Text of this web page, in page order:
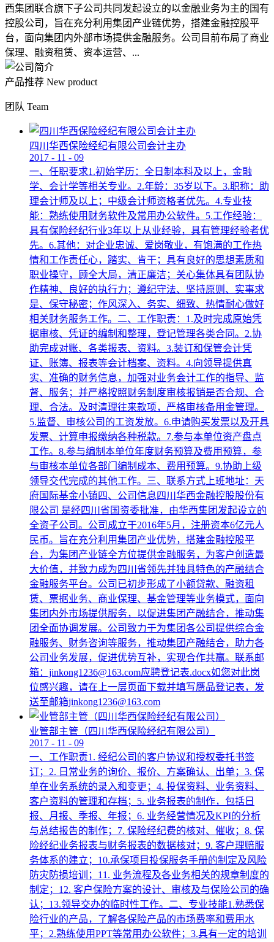
西集团联合旗下子公司共同发起设立的以金融业务为主的国有
控股公司，旨在充分利用集团产业链优势，搭建金融控股平
台，面向集团内外部市场提供金融服务。公司目前布局了商业
保理、融资租赁、资本运营、...
产品推荐 New product
团队 Team
四川华西保险经纪有限公司会计主办
2017 - 11 - 09
一、任职要求1.初始学历：全日制本科及以上，金融
学、会计学等相关专业。2.年龄：35岁以下。3.职称：助
理会计师及以上；中级会计师资格者优先。4.专业技
能：熟练使用财务软件及常用办公软件。5.工作经验：
具有保险经纪行业3年以上从业经验，具有管理经验者优
先。6.其他：对企业忠诚、爱岗敬业，有饱满的工作热
情和工作责任心，踏实、肯干；具有良好的思想素质和
职业操守，顾全大局，清正廉洁；关心集体具有团队协
作精神、良好的执行力；遵纪守法、坚持原则、实事求
是、保守秘密；作风深入、务实、细致、热情耐心做好
相关财务服务工作。二、工作职责：1.及时完成原始凭
据审核、凭证的编制和整理，登记管理各类合同。2.协
助完成对账、各类报表、资料。3.装订和保管会计凭
证、账簿、报表等会计档案、资料。4.向领导提供真
实、准确的财务信息，加强对业务会计工作的指导、监
督、服务；并严格按照财务制度审核报销是否合规、合
理、合法。及时清理往来款项，严格审核备用金管理。
5.监督、审核公司的工资发放。6.申请购买发票以及开具
发票、计算申报缴纳各种税款。7.参与本单位资产盘点
工作。8.参与编制本单位年度财务预算及费用预算，参
与审核本单位各部门编制成本、费用预算。9.协助上级
领导交代完成的其他工作。三、联系方式上班地址：天
府国际基金小镇四、公司信息四川华西金融控股股份有
限公司 是经四川省国资委批准，由华西集团发起设立的
全资子公司。公司成立于2016年5月，注册资本6亿元人
民币。旨在充分利用集团产业优势，搭建金融控股平
台，为集团产业链全方位提供金融服务，为客户创造最
大价值，并致力成为四川省领先并独具特色的产融结合
金融服务平台。公司已初步形成了小额贷款、融资租
赁、票据业务、商业保理、基金管理等业务模式，面向
集团内外市场提供服务，以促进集团产融结合，推动集
团全面协调发展。公司致力于为集团各公司提供综合金
融服务、财务咨询等服务，推动集团产融结合，助力各
公司业务发展，促进优势互补，实现合作共赢。联系邮
箱：jinkong1236@163.com应聘登记表.docx如您对此岗
位感兴趣，请在上一层页面下载并填写赝品登记表，发
送至邮箱jinkong1236@163.com
业管部主管（四川华西保险经纪有限公司）
2017 - 11 - 09
一、工作职责1. 经纪公司的客户协议和授权委托书签
订；2. 日常业务的询价、报价、方案确认、出单；3. 保
单在业务系统的录入和变更；4. 投保资料、业务资料、
客户资料的管理和存档；5. 业务报表的制作，包括日
报、月报、季报、年报；6. 业务经营情况及KPI的分析
与总结报告的制作；7. 保险经纪费的核对、催收；8. 保
险经纪业务报表与财务报表的数据核对；9. 客户理赔服
务体系的建立；10.承保项目投保服务手册的制定及风险
防灾防损培训；11. 业务流程及各业务相关的规章制度的
制定；12. 客户保险方案的设计、审核及与保险公司的确
认；13.领导交办的临时性工作。二、专业技能1.熟悉保
险行业的产品，了解各保险产品的市场费率和费用水
平；2.熟练使用PPT等常用办公软件；3.具有一定的培训